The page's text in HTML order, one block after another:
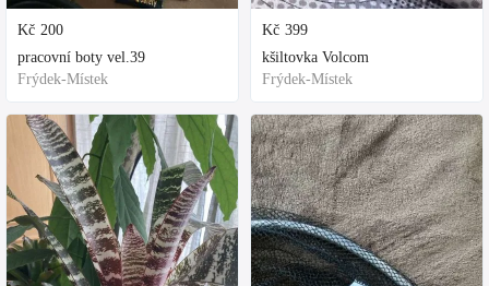
Kč 200
pracovní boty vel.39
Frýdek-Místek
Kč 399
kšiltovka Volcom
Frýdek-Místek